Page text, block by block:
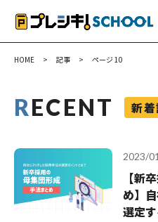
HOME > 記事 > ページ 10
RECENT 新
2023/
【新
め】
選定